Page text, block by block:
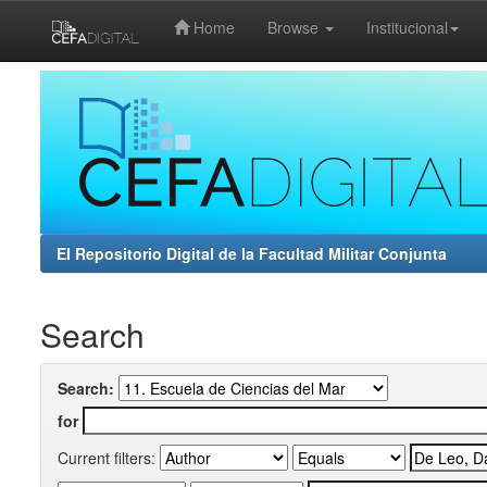
Home Browse Institucional
El Repositorio Digital de la Facultad Militar Conjunta
Search
Search:
for
Current filters: